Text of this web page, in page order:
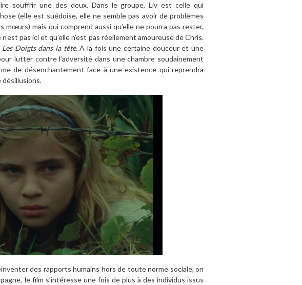
souffrir une des deux. Dans le groupe, Liv est celle qui
(elle est suédoise, elle ne semble pas avoir de problèmes
mais qui comprend aussi qu’elle ne pourra pas rester,
pas ici et qu’elle n’est pas réellement amoureuse de Chris.
Les Doigts dans la tête. A la fois une certaine douceur et une
lutter contre l’adversité dans une chambre soudainement
de désenchantement face à une existence qui reprendra
désillusions.
des rapports humains hors de toute norme sociale, on
le film s’intéresse une fois de plus à des individus issus